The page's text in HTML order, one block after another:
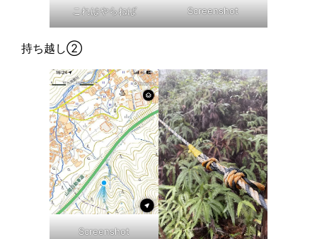
これはやらねば Screenshot
持ち越し②
Screenshot